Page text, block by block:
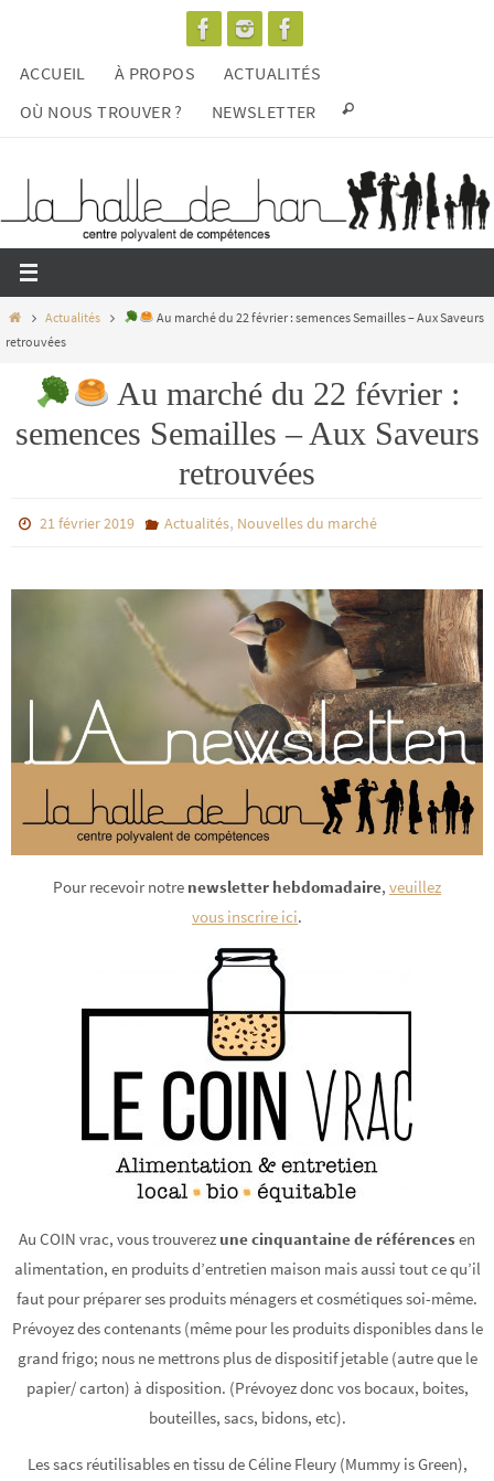
contenu
ACCUEIL À PROPOS
ACTUALITÉS
OÙ NOUS TROUVER ?
NEWSLETTER
HomeActualités
Au marché du 22 février : semences Semailles – Aux Saveurs
retrouvées
Au marché du 22 février :
semences Semailles – Aux Saveurs
retrouvées
21 février 2019 Actualités, Nouvelles du marché
Pour recevoir notre newsletter hebdomadaire, veuillez
vous inscrire ici.
Au COIN vrac, vous trouverez une cinquantaine de références en
alimentation, en produits d’entretien maison mais aussi tout ce qu’il
faut pour préparer ses produits ménagers et cosmétiques soi-même.
Prévoyez des contenants (même pour les produits disponibles dans le
grand frigo; nous ne mettrons plus de dispositif jetable (autre que le
papier/ carton) à disposition. (Prévoyez donc vos bocaux, boites,
bouteilles, sacs, bidons, etc).
Les sacs réutilisables en tissu de Céline Fleury (Mummy is Green),